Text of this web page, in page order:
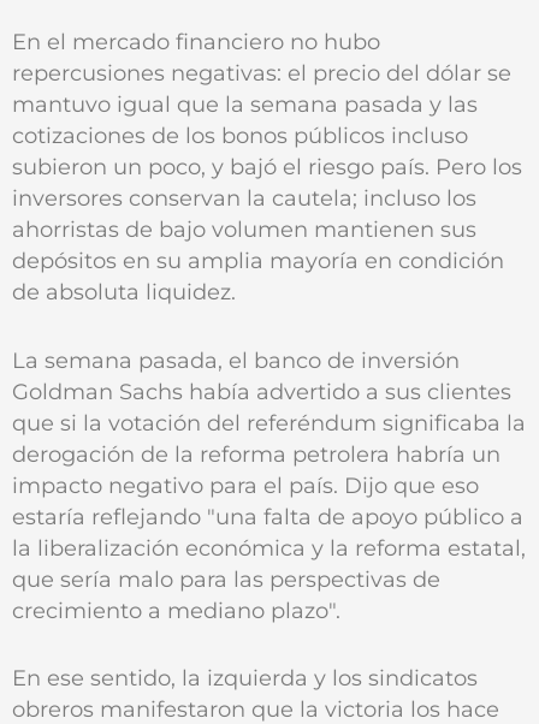
En el mercado financiero no hubo
repercusiones negativas: el precio del dólar se
mantuvo igual que la semana pasada y las
cotizaciones de los bonos públicos incluso
subieron un poco, y bajó el riesgo país. Pero los
inversores conservan la cautela; incluso los
ahorristas de bajo volumen mantienen sus
depósitos en su amplia mayoría en condición
de absoluta liquidez.
La semana pasada, el banco de inversión
Goldman Sachs había advertido a sus clientes
que si la votación del referéndum significaba la
derogación de la reforma petrolera habría un
impacto negativo para el país. Dijo que eso
estaría reflejando "una falta de apoyo público a
la liberalización económica y la reforma estatal,
que sería malo para las perspectivas de
crecimiento a mediano plazo".
En ese sentido, la izquierda y los sindicatos
obreros manifestaron que la victoria los hace